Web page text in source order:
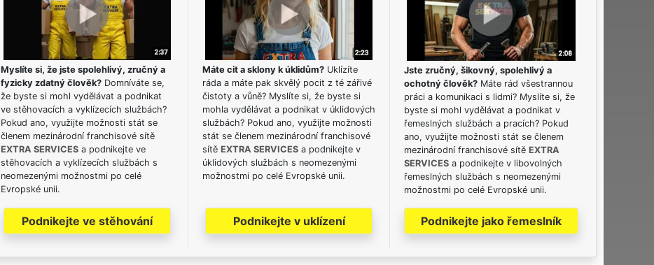
Myslíte si, že jste spolehlivý, zručný a
fyzicky zdatný člověk?Domníváte se,
že byste si mohl vydělávat a podnikat
ve stěhovacích a vyklízecích službách?
Pokud ano, využijte možnosti stát se
členem mezinárodní franchisové sítě
EXTRA SERVICESa podnikejte ve
stěhovacích a vyklízecích službách s
neomezenými možnostmi po celé
Evropské unii.
Podnikejte ve stěhování
Máte cit a sklony k úklidům?Uklízíte
ráda a máte pak skvělý pocit z té zářivé
čistoty a vůně? Myslíte si, že byste si
mohla vydělávat a podnikat v úklidových
službách? Pokud ano, využijte možnosti
stát se členem mezinárodní franchisové
sítě EXTRA SERVICESa podnikejte v
úklidových službách s neomezenými
možnostmi po celé Evropské unii.
Podnikejte v uklízení
Jste zručný, šikovný, spolehlivý a
ochotný člověk? Máte rád všestrannou
práci a komunikaci s lidmi? Myslíte si, že
byste si mohl vydělávat a podnikat v
řemeslných službách a pracích? Pokud
ano, využijte možnosti stát se členem
mezinárodní franchisové sítě EXTRA
SERVICES a podnikejte v libovolných
řemeslných službách s neomezenými
možnostmi po celé Evropské unii.
Podnikejte jako řemeslník